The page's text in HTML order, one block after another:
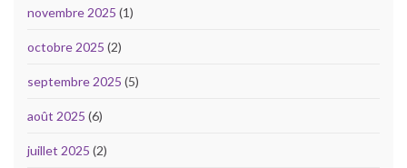
novembre 2025 (1)
octobre 2025 (2)
septembre 2025 (5)
août 2025 (6)
juillet 2025 (2)